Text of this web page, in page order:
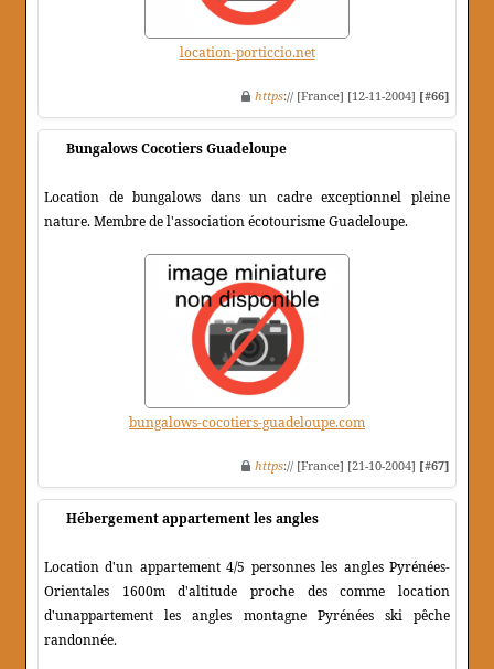
location-porticcio.net
https:// [France] [12-11-2004] [#66]
Bungalows Cocotiers Guadeloupe
Location de bungalows dans un cadre exceptionnel pleine
nature. Membre de l'association écotourisme Guadeloupe.
bungalows-cocotiers-guadeloupe.com
https:// [France] [21-10-2004] [#67]
Hébergement appartement les angles
Location d'un appartement 4/5 personnes les angles Pyrénées-
Orientales 1600m d'altitude proche des comme location
d'unappartement les angles montagne Pyrénées ski pêche
randonnée.